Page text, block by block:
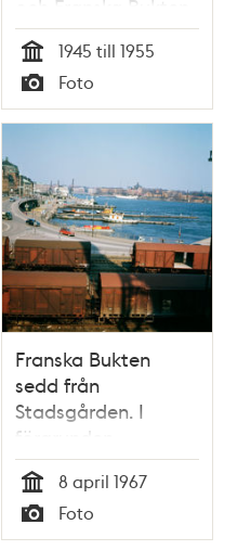
och Franska Bukten.
Stadsgårdshamnen i
bakgrunden
Tid
1945 till 1955
Typ
Foto
Franska Bukten
sedd från
Stadsgården. I
förgrunden
godsvagnar på
spåren söder om
Stadsgårdsleden
Tid
8 april 1967
Typ
Foto